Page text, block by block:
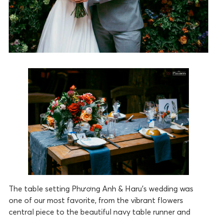
The table setting Phương Anh & Haru’s wedding was
one of our most favorite, from the vibrant flowers
central piece to the beautiful navy table runner and